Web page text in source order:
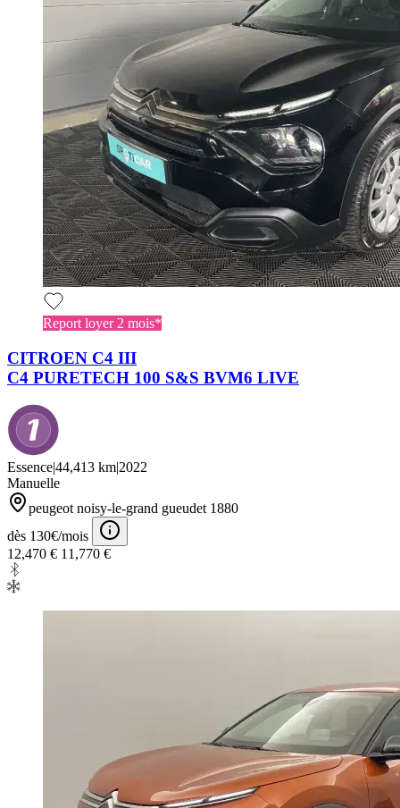
Report loyer 2 mois*
CITROEN C4 III
C4 PURETECH 100 S&S BVM6 LIVE
Essence|44,413 km|2022
Manuelle
peugeot noisy-le-grand gueudet 1880
dès 130€/mois
12,470 € 11,770 €